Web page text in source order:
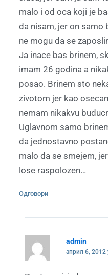
malo i od oca koji je
da nisam, jer on samo
ne mogu da se
Ja inace bas brinem,
imam 26 godina a
posao. Brinem sto
zivotom jer kao
nemam nikakvu
Uglavnom samo
da jednostavno
malo da se smejem,
lose raspolozen…
Одговори
admin
април 6, 2012